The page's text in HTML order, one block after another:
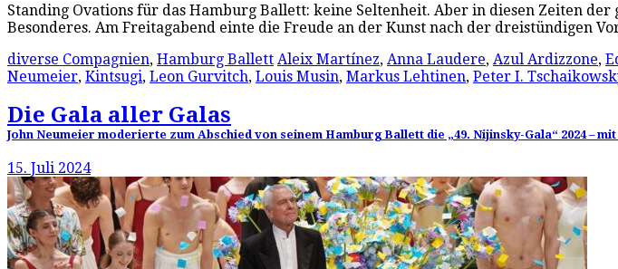
Standing Ovations für das Hamburg Ballett: keine Seltenheit. Aber in diesen Zeiten
Besonderes. Am Freitagabend einte die Freude an der Kunst nach der dreistündigen
diverse Compagnien, Hamburg Ballett Aleix Martínez, Anna Laudere, Azul Ardizzone,
Neumeier, Kintsugi, Leon Gurvitch, Louis Musin, Markus Lehtinen, Peter I.
Die Gala aller Galas
John Neumeier moderierte zum Abschied von seinem Hamburg Ballett die „49. Nijinsky-Gala“ 2024 –
15. Juli 2024